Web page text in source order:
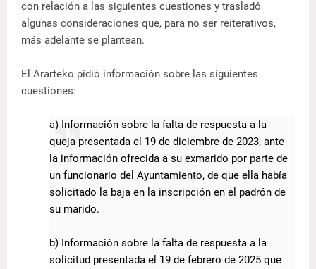
con relación a las siguientes cuestiones y trasladó
algunas consideraciones que, para no ser reiterativos,
más adelante se plantean.
El Ararteko pidió información sobre las siguientes
cuestiones:
a) Información sobre la falta de respuesta a la
queja presentada el 19 de diciembre de 2023, ante
la información ofrecida a su exmarido por parte de
un funcionario del Ayuntamiento, de que ella había
solicitado la baja en la inscripción en el padrón de
su marido.
b) Información sobre la falta de respuesta a la
solicitud presentada el 19 de febrero de 2025 que